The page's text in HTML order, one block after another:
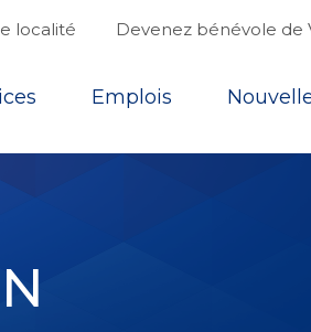
localité Devenez bénévole de
Emplois